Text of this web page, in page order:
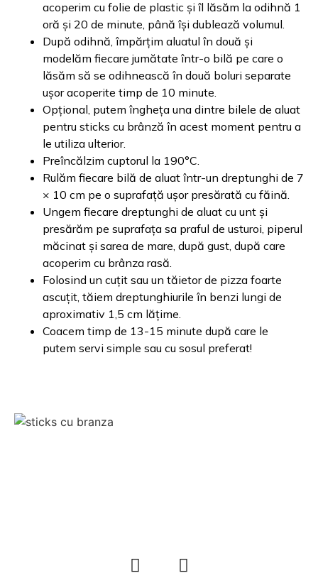
acoperim cu folie de plastic și îl lăsăm la odihnă 1
oră și 20 de minute, până își dublează volumul.
După odihnă, împărțim aluatul în două și
modelăm fiecare jumătate într-o bilă pe care o
lăsăm să se odihnească în două boluri separate
ușor acoperite timp de 10 minute.
Opțional, putem îngheța una dintre bilele de aluat
pentru sticks cu brânză în acest moment pentru a
le utiliza ulterior.
Preîncălzim cuptorul la 190°C.
Rulăm fiecare bilă de aluat într-un dreptunghi de 7
× 10 cm pe o suprafață ușor presărată cu făină.
Ungem fiecare dreptunghi de aluat cu unt și
presărăm pe suprafața sa praful de usturoi, piperul
măcinat și sarea de mare, după gust, după care
acoperim cu brânza rasă.
Folosind un cuțit sau un tăietor de pizza foarte
ascuțit, tăiem dreptunghiurile în benzi lungi de
aproximativ 1,5 cm lățime.
Coacem timp de 13-15 minute după care le
putem servi simple sau cu sosul preferat!